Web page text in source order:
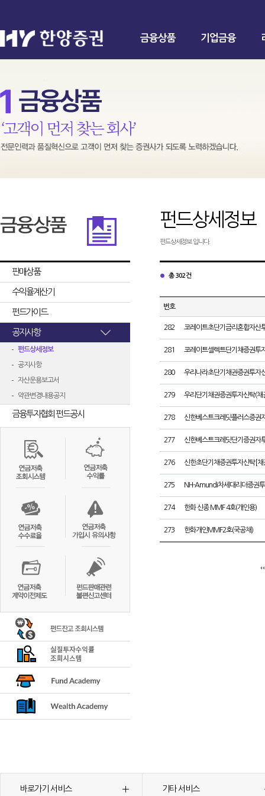
금융상품 기업금융
판매상품
수익율계산기
펀드가이드
공지사항
펀드상세정보
공지사항
자산운용보고서
약관변경내용공지
금융투자협회 펀드공시
펀드상세정보
펀드상세정보 입니다.
총 302건
번호
282 코레이트초단기금리혼합자산
281 코레이트셀렉트단기채증권투
280 우리나라초단기채권증권투자
279 우리단기채권증권투자신탁(채
278 신한베스트크레딧플러스증권
277 신한베스트크레딧단기증권자
276 신한초단기채증권투자신탁[채
275 NH-Amundi차세대리더증권
274 한화 신종 MMF 4호(개인용)
273 한화개인MMF2호(국공채)
바로가기 서비스 기타 서비스